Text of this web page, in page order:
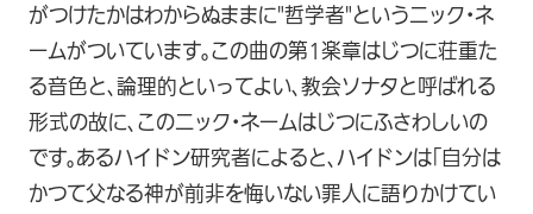
がつけたかはわからぬままに"哲学者"というニック・ネ
ームがついています。この曲の第1楽章はじつに荘重た
る音色と、論理的といってよい、教会ソナタと呼ばれる
形式の故に、このニック・ネームはじつにふさわしいの
です。あるハイドン研究者によると、ハイドンは「自分は
かつて父なる神が前非を悔いない罪人に語りかけてい